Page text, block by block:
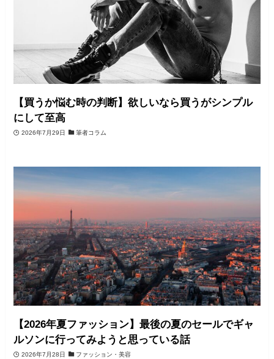
【買うか悩む時の判断】欲しいなら買うがシンプル
にして至高
2026年7月29日 筆者コラム
【2026年夏ファッション】最後の夏のセールでギャ
ルソンに行ってみようと思っている話
2026年7月28日 ファッション・美容